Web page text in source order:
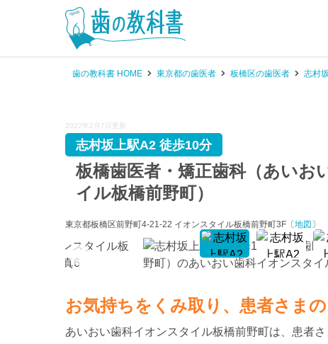
歯の教科書 HOME 東京都の歯医者 板橋区の歯医者 志村
2022年2月7日更新
板橋歯医者・矯正歯科（あいお
イル板橋前野町）
志村坂上駅A2 徒歩10分
東京都板橋区前野町4-21-22 イオンスタイル板橋前野町3F〔地図 〕
お気持ちをくみ取り、患者さま
あいおい歯科イオンスタイル板橋前野町は、患者